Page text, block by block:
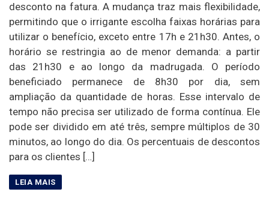
desconto na fatura. A mudança traz mais flexibilidade,
permitindo que o irrigante escolha faixas horárias para
utilizar o benefício, exceto entre 17h e 21h30. Antes, o
horário se restringia ao de menor demanda: a partir
das 21h30 e ao longo da madrugada. O período
beneficiado permanece de 8h30 por dia, sem
ampliação da quantidade de horas. Esse intervalo de
tempo não precisa ser utilizado de forma contínua. Ele
pode ser dividido em até três, sempre múltiplos de 30
minutos, ao longo do dia. Os percentuais de descontos
para os clientes […]